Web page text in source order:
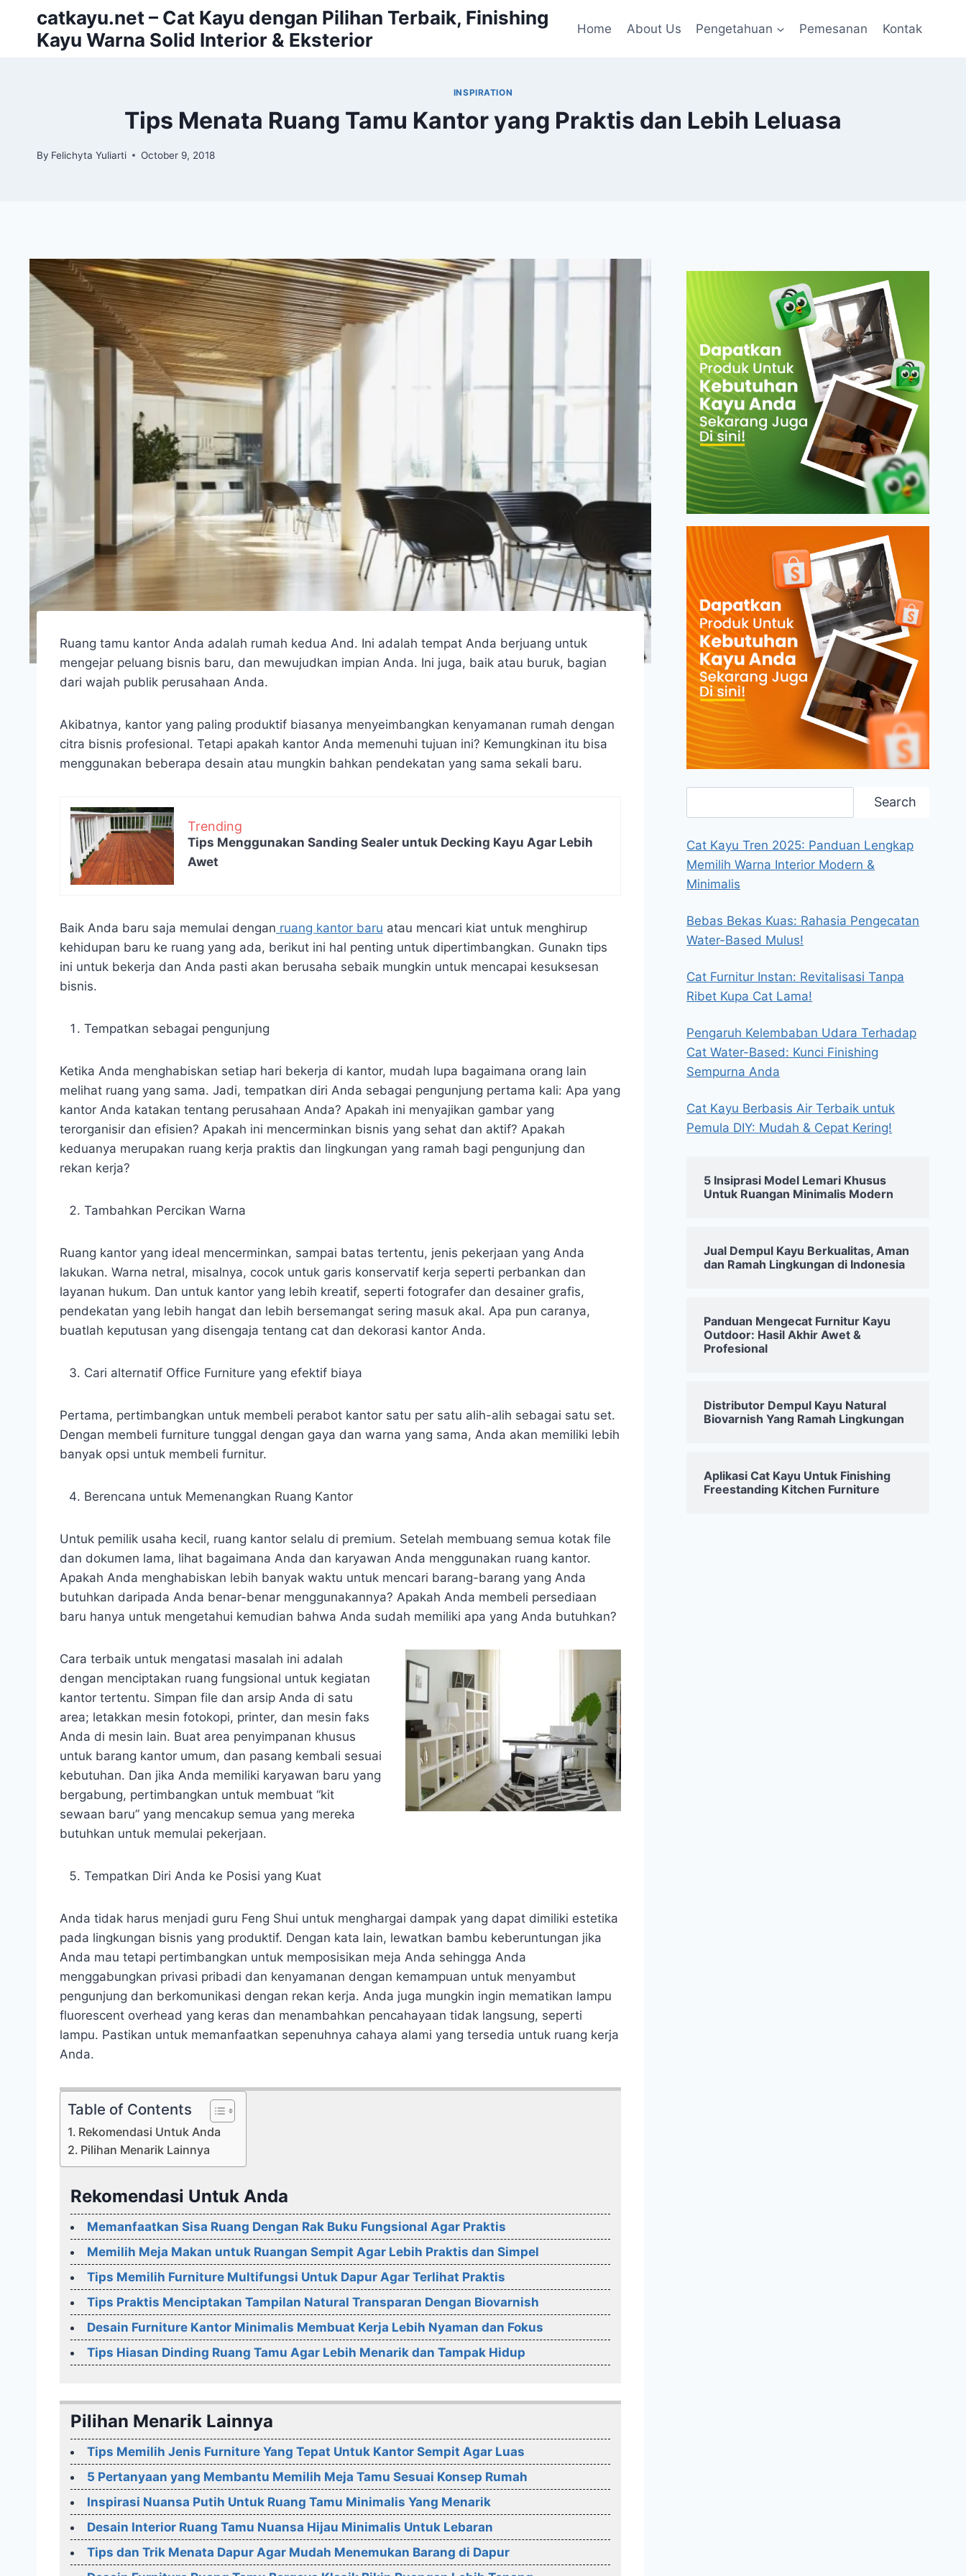
content
catkayu.net – Cat Kayu dengan Pilihan Terbaik, Finishing
Kayu Warna Solid Interior & Eksterior
Home About Us Pengetahuan Pemesanan Kontak
INSPIRATION
Tips Menata Ruang Tamu Kantor yang Praktis dan Lebih Leluasa
By Felichyta Yuliarti October 9, 2018
Ruang tamu kantor Anda adalah rumah kedua And. Ini adalah tempat Anda berjuang untuk
mengejar peluang bisnis baru, dan mewujudkan impian Anda. Ini juga, baik atau buruk, bagian
dari wajah publik perusahaan Anda.
Akibatnya, kantor yang paling produktif biasanya menyeimbangkan kenyamanan rumah dengan
citra bisnis profesional. Tetapi apakah kantor Anda memenuhi tujuan ini? Kemungkinan itu bisa
menggunakan beberapa desain atau mungkin bahkan pendekatan yang sama sekali baru.
Trending
Tips Menggunakan Sanding Sealer untuk Decking Kayu Agar Lebih
Awet
Baik Anda baru saja memulai dengan ruang kantor baru atau mencari kiat untuk menghirup
kehidupan baru ke ruang yang ada, berikut ini hal penting untuk dipertimbangkan. Gunakn tips
ini untuk bekerja dan Anda pasti akan berusaha sebaik mungkin untuk mencapai kesuksesan
bisnis.
Tempatkan sebagai pengunjung
Ketika Anda menghabiskan setiap hari bekerja di kantor, mudah lupa bagaimana orang lain
melihat ruang yang sama. Jadi, tempatkan diri Anda sebagai pengunjung pertama kali: Apa yang
kantor Anda katakan tentang perusahaan Anda? Apakah ini menyajikan gambar yang
terorganisir dan efisien? Apakah ini mencerminkan bisnis yang sehat dan aktif? Apakah
keduanya merupakan ruang kerja praktis dan lingkungan yang ramah bagi pengunjung dan
rekan kerja?
Tambahkan Percikan Warna
Ruang kantor yang ideal mencerminkan, sampai batas tertentu, jenis pekerjaan yang Anda
lakukan. Warna netral, misalnya, cocok untuk garis konservatif kerja seperti perbankan dan
layanan hukum. Dan untuk kantor yang lebih kreatif, seperti fotografer dan desainer grafis,
pendekatan yang lebih hangat dan lebih bersemangat sering masuk akal. Apa pun caranya,
buatlah keputusan yang disengaja tentang cat dan dekorasi kantor Anda.
Cari alternatif Office Furniture yang efektif biaya
Pertama, pertimbangkan untuk membeli perabot kantor satu per satu alih-alih sebagai satu set.
Dengan membeli furniture tunggal dengan gaya dan warna yang sama, Anda akan memiliki lebih
banyak opsi untuk membeli furnitur.
Berencana untuk Memenangkan Ruang Kantor
Untuk pemilik usaha kecil, ruang kantor selalu di premium. Setelah membuang semua kotak file
dan dokumen lama, lihat bagaimana Anda dan karyawan Anda menggunakan ruang kantor.
Apakah Anda menghabiskan lebih banyak waktu untuk mencari barang-barang yang Anda
butuhkan daripada Anda benar-benar menggunakannya? Apakah Anda membeli persediaan
baru hanya untuk mengetahui kemudian bahwa Anda sudah memiliki apa yang Anda butuhkan?
Cara terbaik untuk mengatasi masalah ini adalah
dengan menciptakan ruang fungsional untuk kegiatan
kantor tertentu. Simpan file dan arsip Anda di satu
area; letakkan mesin fotokopi, printer, dan mesin faks
Anda di mesin lain. Buat area penyimpanan khusus
untuk barang kantor umum, dan pasang kembali sesuai
kebutuhan. Dan jika Anda memiliki karyawan baru yang
bergabung, pertimbangkan untuk membuat “kit
sewaan baru” yang mencakup semua yang mereka
butuhkan untuk memulai pekerjaan.
Tempatkan Diri Anda ke Posisi yang Kuat
Anda tidak harus menjadi guru Feng Shui untuk menghargai dampak yang dapat dimiliki estetika
pada lingkungan bisnis yang produktif. Dengan kata lain, lewatkan bambu keberuntungan jika
Anda mau tetapi pertimbangkan untuk memposisikan meja Anda sehingga Anda
menggabungkan privasi pribadi dan kenyamanan dengan kemampuan untuk menyambut
pengunjung dan berkomunikasi dengan rekan kerja. Anda juga mungkin ingin mematikan lampu
fluorescent overhead yang keras dan menambahkan pencahayaan tidak langsung, seperti
lampu. Pastikan untuk memanfaatkan sepenuhnya cahaya alami yang tersedia untuk ruang kerja
Anda.
Table of Contents
Rekomendasi Untuk Anda
Pilihan Menarik Lainnya
Rekomendasi Untuk Anda
Memanfaatkan Sisa Ruang Dengan Rak Buku Fungsional Agar Praktis
Memilih Meja Makan untuk Ruangan Sempit Agar Lebih Praktis dan Simpel
Tips Memilih Furniture Multifungsi Untuk Dapur Agar Terlihat Praktis
Tips Praktis Menciptakan Tampilan Natural Transparan Dengan Biovarnish
Desain Furniture Kantor Minimalis Membuat Kerja Lebih Nyaman dan Fokus
Tips Hiasan Dinding Ruang Tamu Agar Lebih Menarik dan Tampak Hidup
Pilihan Menarik Lainnya
Tips Memilih Jenis Furniture Yang Tepat Untuk Kantor Sempit Agar Luas
5 Pertanyaan yang Membantu Memilih Meja Tamu Sesuai Konsep Rumah
Inspirasi Nuansa Putih Untuk Ruang Tamu Minimalis Yang Menarik
Desain Interior Ruang Tamu Nuansa Hijau Minimalis Untuk Lebaran
Tips dan Trik Menata Dapur Agar Mudah Menemukan Barang di Dapur
Search
Cat Kayu Tren 2025: Panduan Lengkap
Memilih Warna Interior Modern &
Minimalis
Bebas Bekas Kuas: Rahasia Pengecatan
Water-Based Mulus!
Cat Furnitur Instan: Revitalisasi Tanpa
Ribet Kupa Cat Lama!
Pengaruh Kelembaban Udara Terhadap
Cat Water-Based: Kunci Finishing
Sempurna Anda
Cat Kayu Berbasis Air Terbaik untuk
Pemula DIY: Mudah & Cepat Kering!
5 Insiprasi Model Lemari Khusus
Untuk Ruangan Minimalis Modern
Jual Dempul Kayu Berkualitas, Aman
dan Ramah Lingkungan di Indonesia
Panduan Mengecat Furnitur Kayu
Outdoor: Hasil Akhir Awet &
Profesional
Distributor Dempul Kayu Natural
Biovarnish Yang Ramah Lingkungan
Aplikasi Cat Kayu Untuk Finishing
Freestanding Kitchen Furniture